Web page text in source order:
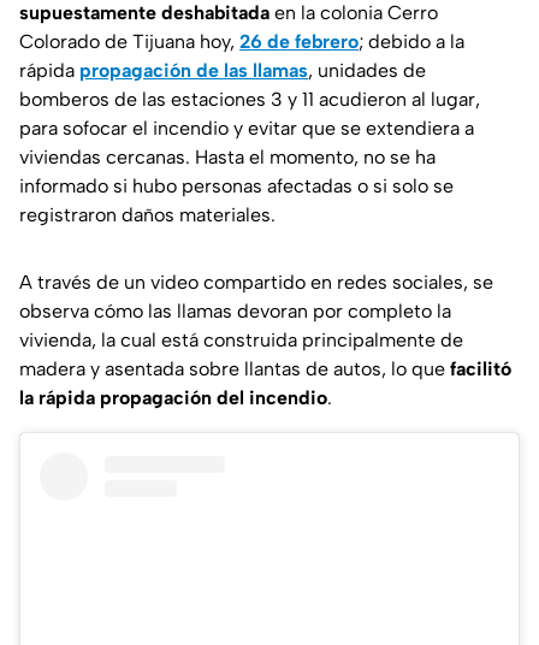
supuestamente deshabitada en la colonia Cerro
Colorado de Tijuana hoy, 26 de febrero; debido a la
rápida propagación de las llamas, unidades de
bomberos de las estaciones 3 y 11 acudieron al lugar,
para sofocar el incendio y evitar que se extendiera a
viviendas cercanas. Hasta el momento, no se ha
informado si hubo personas afectadas o si solo se
registraron daños materiales.
A través de un video compartido en redes sociales, se
observa cómo las llamas devoran por completo la
vivienda, la cual está construida principalmente de
madera y asentada sobre llantas de autos, lo que facilitó
la rápida propagación del incendio.